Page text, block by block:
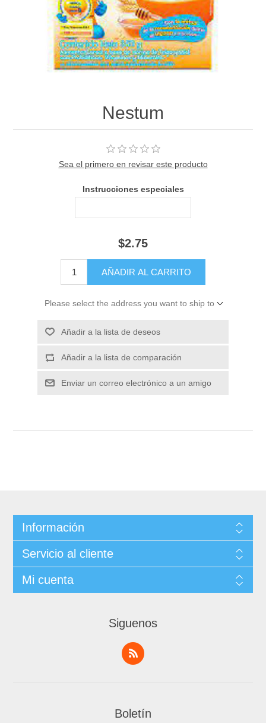
Nestum
Sea el primero en revisar este producto
Instrucciones especiales
$2.75
Please select the address you want to ship to
Información
Servicio al cliente
Mi cuenta
Siguenos
Boletín